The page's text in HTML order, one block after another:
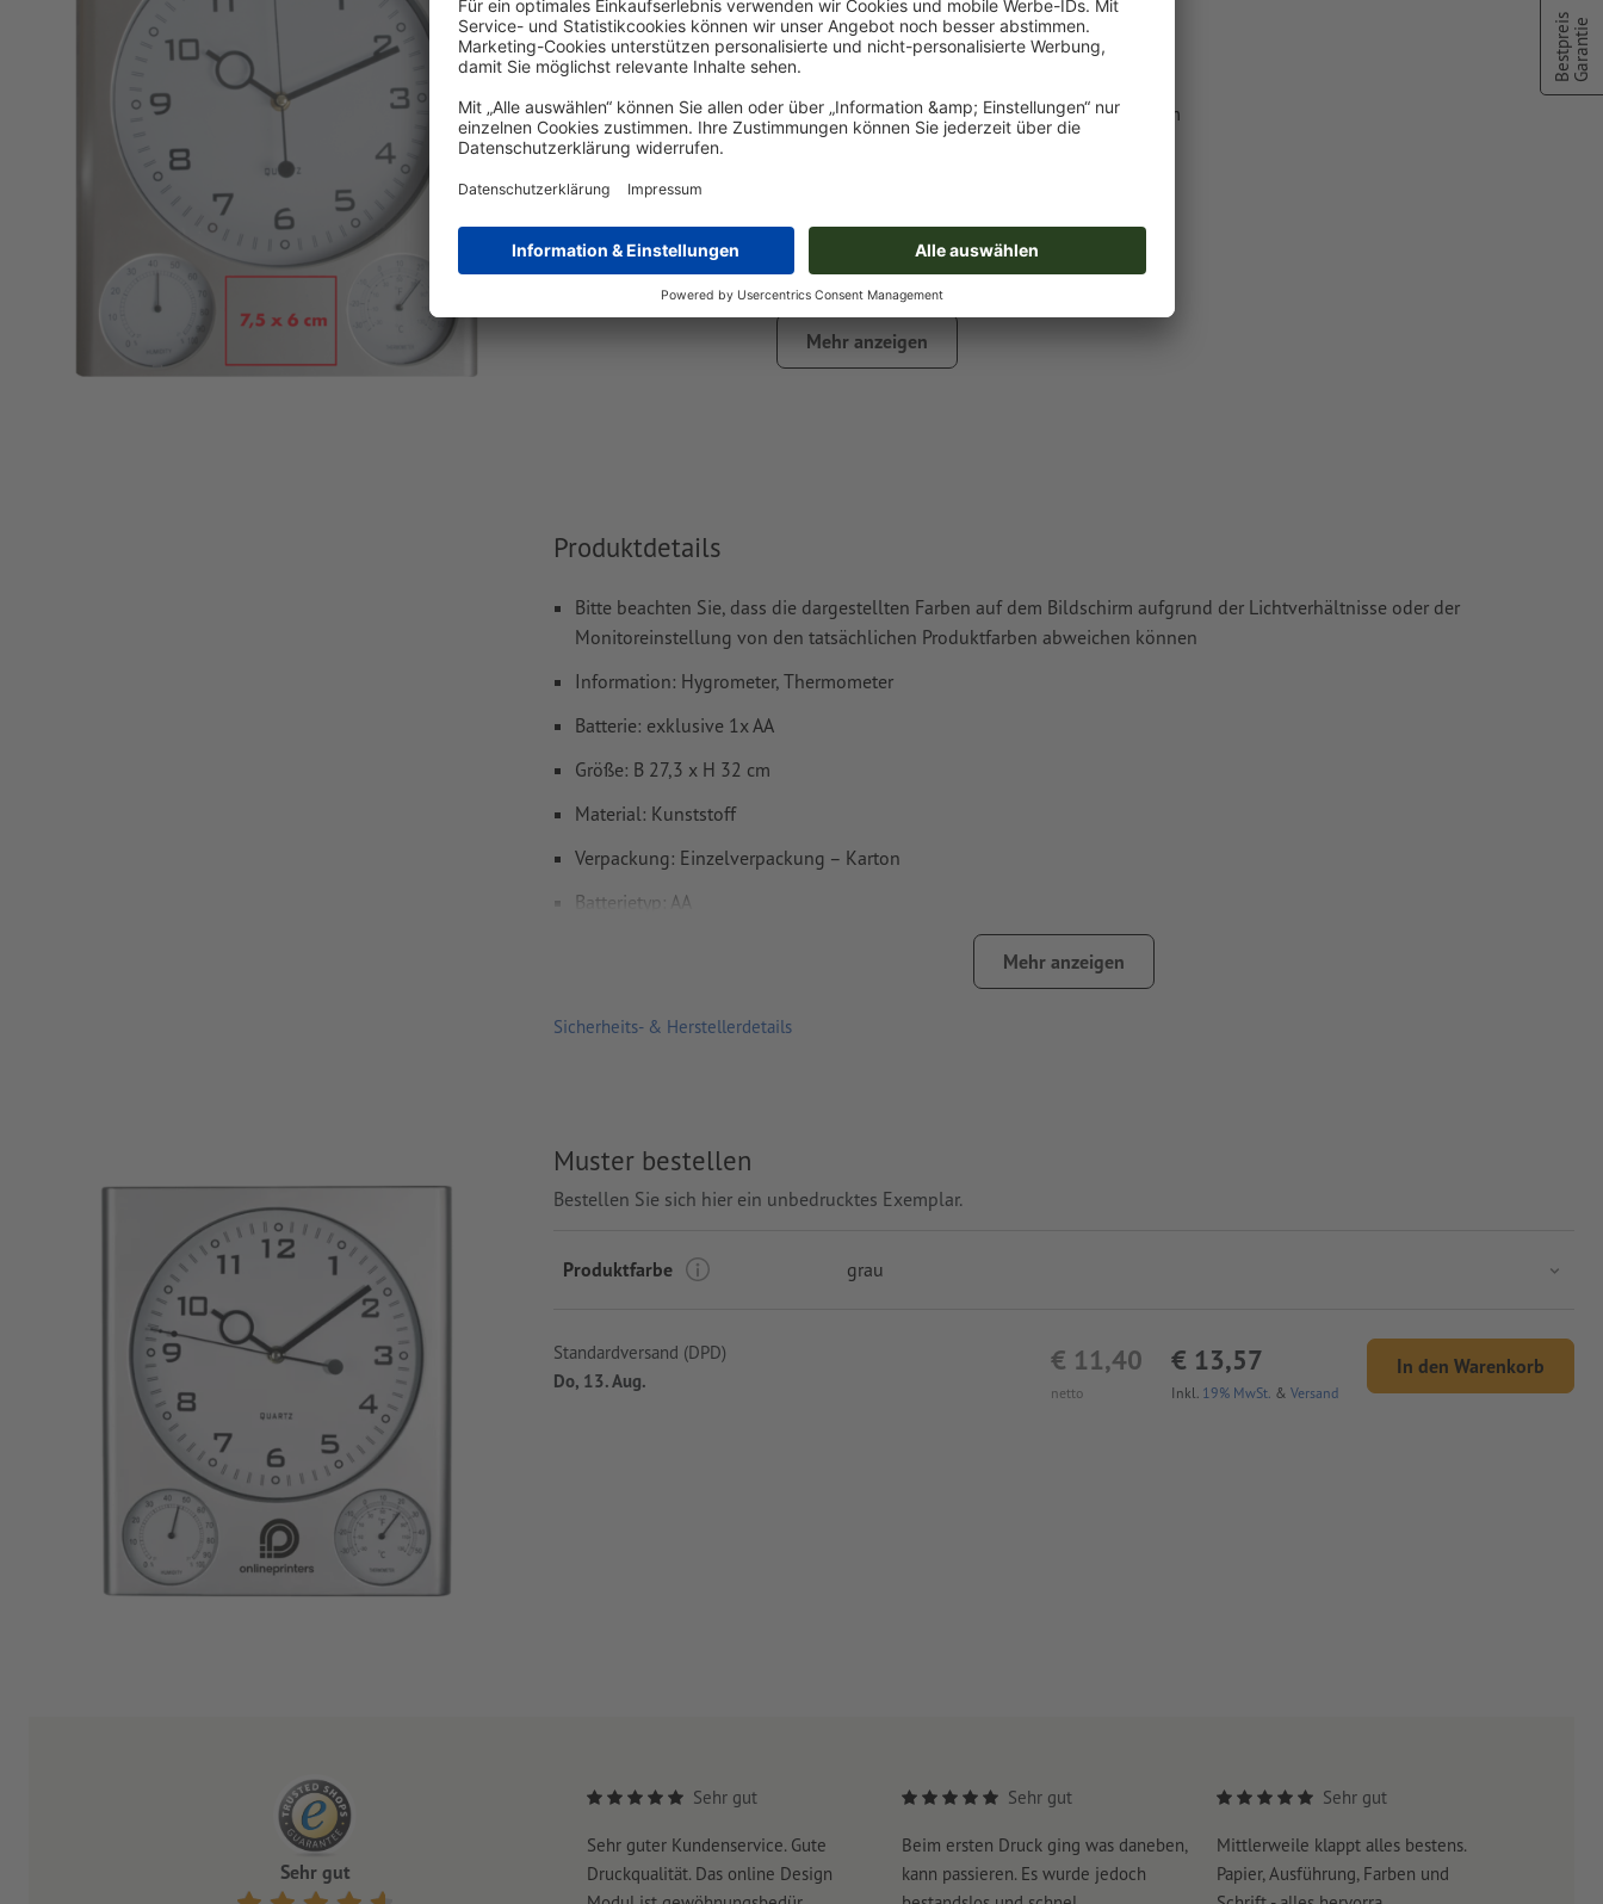
Rechtschreib- und Satzfehlerwerden von uns nicht geprüft
Als Motivfarben sind eine bzw. zwei
Benennen Sie die Farbfelder mit der entsprechenden Zielfarbe aus dem
Pantone FORMULA GUIDE Solid Coated (z.B. "Pantone 286 C").
Es sind keine Metallic- und Neonfarben möglich.
das Trägermaterial kann beimDruck mit weißer Farbedurchscheinen
Das druckfertige PDF darf nur Vektoren enthalten; JPEG- oder TIFF-
Bilder und -Vorlagen sind nicht geeignet
Weitere Informationen und Tipps zuVektordaten
Mehr anzeigen
Produktdetails
Bitte beachten Sie, dass die dargestellten Farben auf dem Bildschirm aufgrund der Lichtverhältnisse oder der
Monitoreinstellung von den tatsächlichen Produktfarben abweichen können
Information: Hygrometer, Thermometer
Batterie: exklusive 1x AA
Größe: B 27,3 x H 32 cm
Material: Kunststoff
Verpackung: Einzelverpackung – Karton
Batterietyp: AA
Mehr anzeigen
Sicherheits- & Herstellerdetails
Muster bestellen
Bestellen Sie sich hier ein unbedrucktes Exemplar.
Produktfarbe grau
netto
€ 11,40
Inkl. 19% MwSt. & Versand
€ 13,57 In den Warenkorb
Standardversand (DPD)
Do, 13. Aug.
Sehr gut
Sehr gut
Sehr guter Kundenservice. Gute
Druckqualität. Das online Design
Sehr gut
Beim ersten Druck ging was daneben,
kann passieren. Es wurde jedoch
Sehr gut
Mittlerweile klappt alles bestens.
Papier, Ausführung, Farben und
BestpreisGarantie